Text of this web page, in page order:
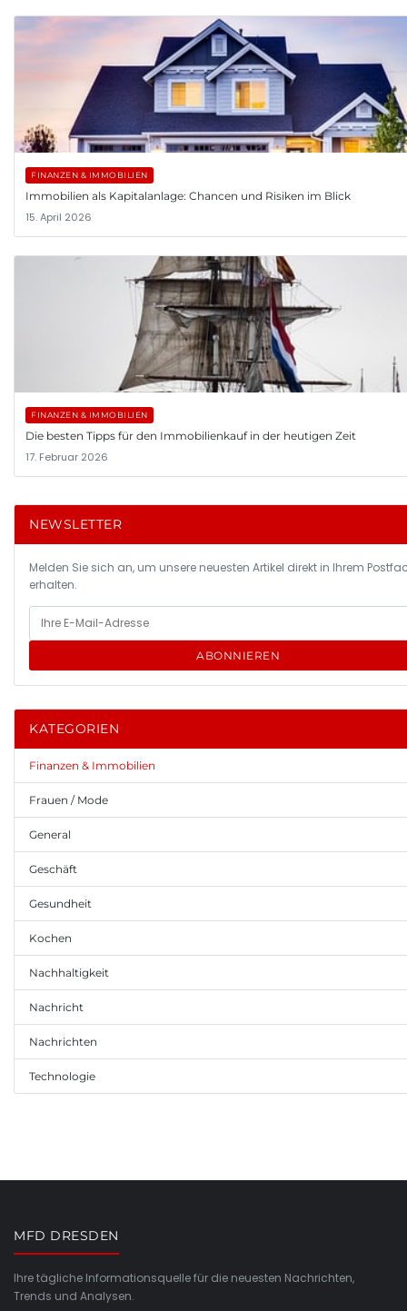
FINANZEN & IMMOBILIEN
Immobilien als Kapitalanlage: Chancen und Risiken im Blick
15. April 2026
FINANZEN & IMMOBILIEN
Die besten Tipps für den Immobilienkauf in der heutigen Zeit
17. Februar 2026
NEWSLETTER
Melden Sie sich an, um unsere neuesten Artikel direkt in Ihrem
erhalten.
ABONNIEREN
KATEGORIEN
Finanzen & Immobilien
Frauen / Mode
General
Geschäft
Gesundheit
Kochen
Nachhaltigkeit
Nachricht
Nachrichten
Technologie
MFD DRESDEN
Ihre tägliche Informationsquelle für die neuesten Nachrichten,
Trends und Analysen.